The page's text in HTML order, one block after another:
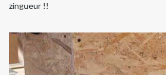
zingueur !!